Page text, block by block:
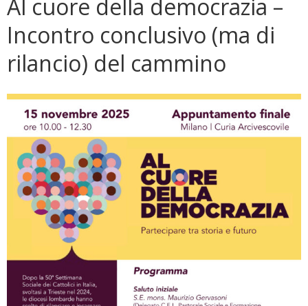
Al cuore della democrazia –
Incontro conclusivo (ma di
rilancio) del cammino